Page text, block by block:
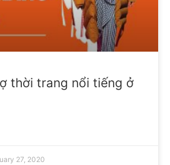
thời trang nổi tiếng ở
27, 2020